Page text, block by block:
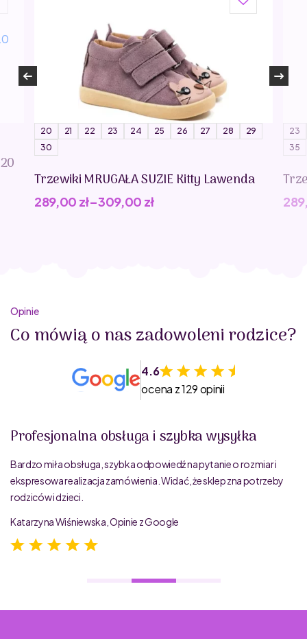
20 21 22 23 24 25 26 27 28
29
30
Trzewiki MRUGAŁA SUZIE Kitty Lawenda
289,00 zł–309,00 zł
23
35
Opinie
Co mówią o nas zadowoleni rodzice?
4.6
ocena z 129 opinii
Profesjonalna obsługa i szybka wysyłka
Bardzo miła obsługa, szybka odpowiedź na pytanie o rozmiar i
ekspresowa realizacja zamówienia. Widać, że sklep zna potrzeby
rodziców i dzieci.
Katarzyna Wiśniewska, Opinie z Google